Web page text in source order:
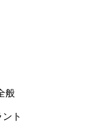
般
ト